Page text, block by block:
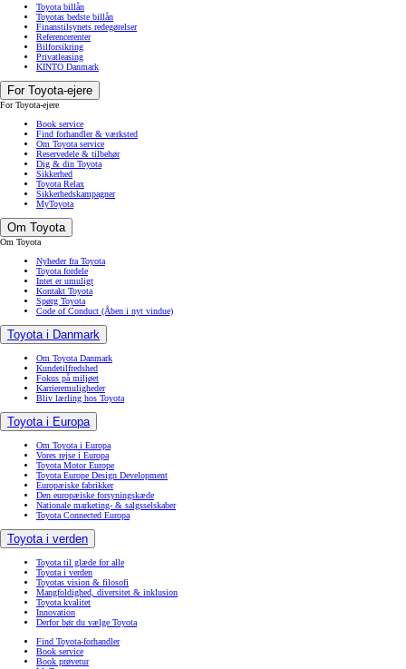
Toyota billån
Toyotas bedste billån
Finanstilsynets redegørelser
Referencerenter
Bilforsikring
Privatleasing
KINTO Danmark
For Toyota-ejere
For Toyota-ejere
Book service
Find forhandler & værksted
Om Toyota service
Reservedele & tilbehør
Dig & din Toyota
Sikkerhed
Toyota Relax
Sikkerhedskampagner
MyToyota
Om Toyota
Om Toyota
Nyheder fra Toyota
Toyota fordele
Intet er umuligt
Kontakt Toyota
Spørg Toyota
Code of Conduct (Åben i nyt vindue)
Toyota i Danmark
Om Toyota Danmark
Kundetilfredshed
Fokus på miljøet
Karrieremuligheder
Bliv lærling hos Toyota
Toyota i Europa
Om Toyota i Europa
Vores rejse i Europa
Toyota Motor Europe
Toyota Europe Design Development
Europæiske fabrikker
Den europæiske forsyningskæde
Nationale marketing- & salgsselskaber
Toyota Connected Europa
Toyota i verden
Toyota til glæde for alle
Toyota i verden
Toyotas vision & filosofi
Mangfoldighed, diversitet & inklusion
Toyota kvalitet
Innovation
Derfor bør du vælge Toyota
Find Toyota-forhandler
Book service
Book prøvetur